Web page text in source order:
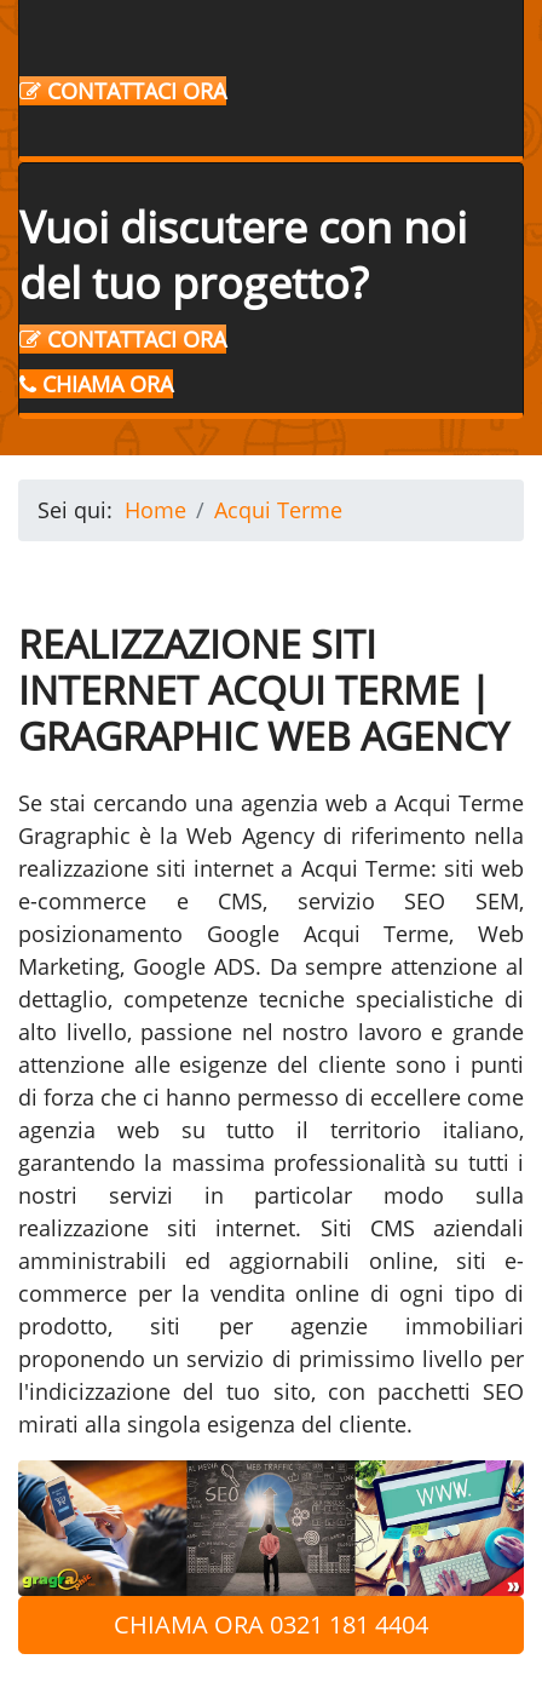
CONTATTACI ORA
Vuoi discutere con noi
del tuo progetto?
CONTATTACI ORA
CHIAMA ORA
Sei qui: Home Acqui Terme
REALIZZAZIONE SITI
INTERNET ACQUI TERME |
GRAGRAPHIC WEB AGENCY
Se stai cercando una agenzia web a Acqui Terme
Gragraphic è la Web Agency di riferimento nella
realizzazione siti internet a Acqui Terme: siti web
e-commerce e CMS, servizio SEO SEM,
posizionamento Google Acqui Terme, Web
Marketing, Google ADS. Da sempre attenzione al
dettaglio, competenze tecniche specialistiche di
alto livello, passione nel nostro lavoro e grande
attenzione alle esigenze del cliente sono i punti
di forza che ci hanno permesso di eccellere come
agenzia web su tutto il territorio italiano,
garantendo la massima professionalità su tutti i
nostri servizi in particolar modo sulla
realizzazione siti internet. Siti CMS aziendali
amministrabili ed aggiornabili online, siti e-
commerce per la vendita online di ogni tipo di
prodotto, siti per agenzie immobiliari
proponendo un servizio di primissimo livello per
l'indicizzazione del tuo sito, con pacchetti SEO
mirati alla singola esigenza del cliente.
CHIAMA ORA 0321 181 4404